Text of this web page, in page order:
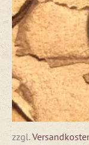
zzgl.